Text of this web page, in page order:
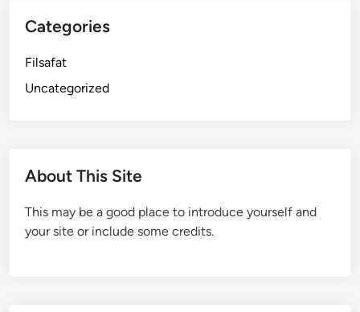
Categories
Filsafat
Uncategorized
About This Site
This may be a good place to introduce yourself and
your site or include some credits.